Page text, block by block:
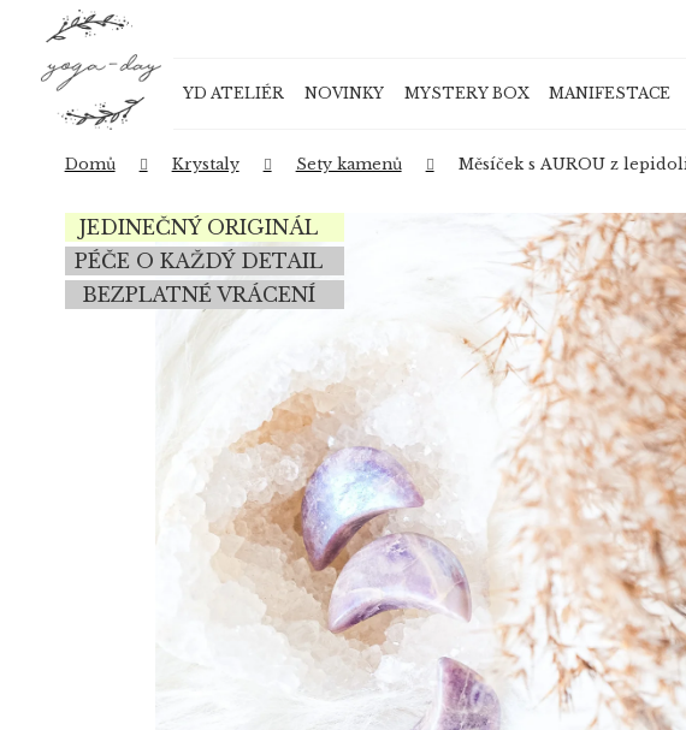
YD ATELIÉR
NOVINKY MYSTERY BOX MANIFESTACE
Domů Krystaly Sety kamenů Měsíček s AUROU z
JEDINEČNÝ ORIGINÁL
PÉČE O KAŽDÝ DETAIL
BEZPLATNÉ VRÁCENÍ
Zpět
do
obchodu
Zpět
do
obchodu
Co